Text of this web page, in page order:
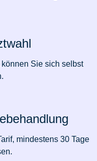
Sie sich selbst
mindestens 30 Tage